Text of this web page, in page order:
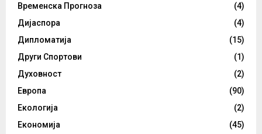
Временска Прогноза
(4)
Дијаспора
(4)
Дипломатија
(15)
Други Спортови
(1)
Духовност
(2)
Европа
(90)
Екологија
(2)
Економија
(45)